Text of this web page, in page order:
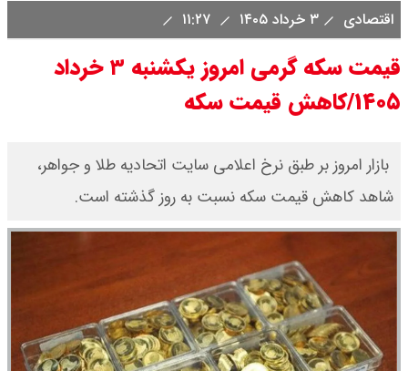
اقتصادی ۳ خرداد ۱۴۰۵
قیمت سکه گرمی امروز یکشنبه ۳ خرداد
۱۴۰۵/کاهش قیمت سکه
​ بازار امروز بر طبق نرخ اعلامی سایت اتحادیه طلا و جواهر،
شاهد کاهش قیمت‌‌‌‌ سکه نسبت به روز گذشته است.